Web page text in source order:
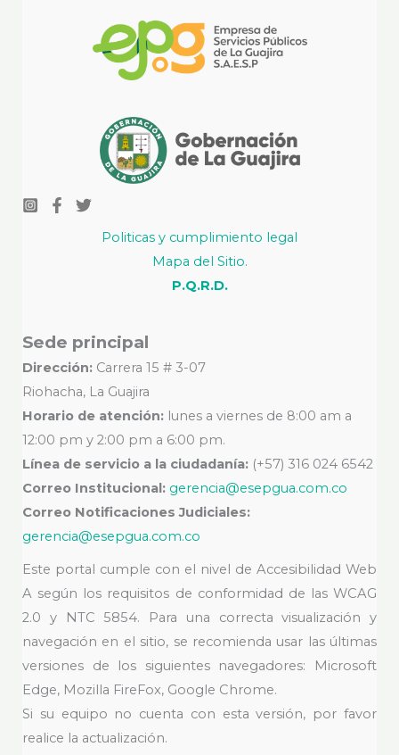
Politicas y cumplimiento legal
Mapa del Sitio.
P.Q.R.D.
Sede principal
Dirección: Carrera 15 # 3-07
Riohacha, La Guajira
Horario de atención: lunes a viernes de 8:00 am a
12:00 pm y 2:00 pm a 6:00 pm.
Línea de servicio a la ciudadanía: (+57) 316 024 6542
Correo Institucional: gerencia@esepgua.com.co
Correo Notificaciones Judiciales:
gerencia@esepgua.com.co
Este portal cumple con el nivel de Accesibilidad Web
A según los requisitos de conformidad de las WCAG
2.0 y NTC 5854. Para una correcta visualización y
navegación en el sitio, se recomienda usar las últimas
versiones de los siguientes navegadores: Microsoft
Edge, Mozilla FireFox, Google Chrome.
Si su equipo no cuenta con esta versión, por favor
realice la actualización.